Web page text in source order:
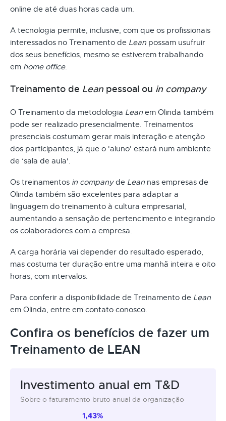
online de até duas horas cada um.
A tecnologia permite, inclusive, com que os profissionais
interessados no Treinamento de Lean possam usufruir
dos seus benefícios, mesmo se estiverem trabalhando
em home office.
Treinamento de Lean pessoal ou in company
O Treinamento da metodologia Lean em Olinda também
pode ser realizado presencialmente. Treinamentos
presenciais costumam gerar mais interação e atenção
dos participantes, já que o 'aluno' estará num ambiente
de ‘sala de aula'.
Os treinamentos in companyde Lean nas empresas de
Olinda também são excelentes para adaptar a
linguagem do treinamento à cultura empresarial,
aumentando a sensação de pertencimento e integrando
os colaboradores com a empresa.
A carga horária vai depender do resultado esperado,
mas costuma ter duração entre uma manhã inteira e oito
horas, com intervalos.
Para conferir a disponibilidade de Treinamento de Lean
em Olinda, entre em contato conosco.
Confira os benefícios de fazer um
Treinamento de LEAN
Investimento anual em T&D
Sobre o faturamento bruto anual da organização